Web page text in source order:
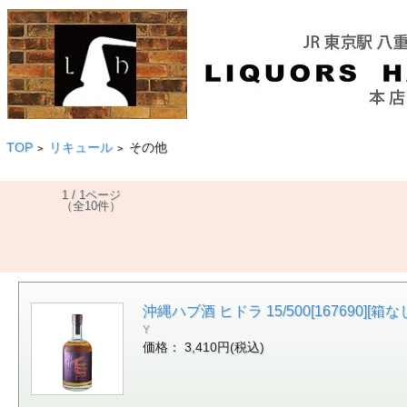
TOP > リキュール > その他
1 / 1ページ
（全10件）
沖縄ハブ酒 ヒドラ 15/500[167690][箱な
Y
価格： 3,410円(税込)